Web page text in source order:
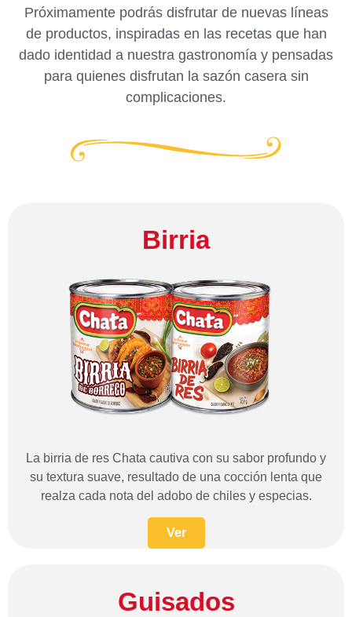
Próximamente podrás disfrutar de nuevas líneas
de productos, inspiradas en las recetas que han
dado identidad a nuestra gastronomía y pensadas
para quienes disfrutan la sazón casera sin
complicaciones.
Birria
La birria de res Chata cautiva con su sabor profundo y
su textura suave, resultado de una cocción lenta que
realza cada nota del adobo de chiles y especias.
Ver
Guisados